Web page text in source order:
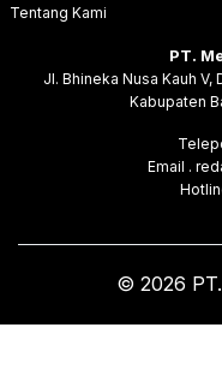
Tentang Kami
PT.
Jl. Bhineka Nusa Kauh V,
Kabupaten
Email .
© 2026